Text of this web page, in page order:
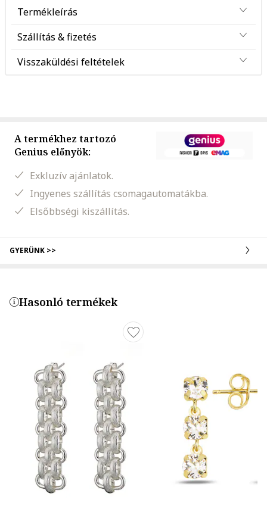
Termékleírás
Szállítás & fizetés
Visszaküldési feltételek
A termékhez tartozó
Genius előnyök:
Exkluzív ajánlatok.
Ingyenes szállítás csomagautomatákba.
Elsőbbségi kiszállítás.
GYERÜNK >>
Hasonló termékek